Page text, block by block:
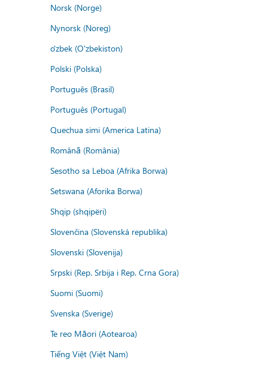
Norsk (Norge)
Nynorsk (Noreg)
o'zbek (O'zbekiston)
Polski (Polska)
Português (Brasil)
Português (Portugal)
Quechua simi (America Latina)
Română (România)
Sesotho sa Leboa (Afrika Borwa)
Setswana (Aforika Borwa)
Shqip (shqipëri)
Slovenčina (Slovenská republika)
Slovenski (Slovenija)
Srpski (Rep. Srbija i Rep. Crna Gora)
Suomi (Suomi)
Svenska (Sverige)
Te reo Māori (Aotearoa)
Tiếng Việt (Việt Nam)